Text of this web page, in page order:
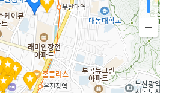
게장알밥 / 우삼겹매콤돈코츠라멘 / 차오
판 등
19930147051